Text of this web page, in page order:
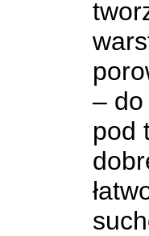
–
pod